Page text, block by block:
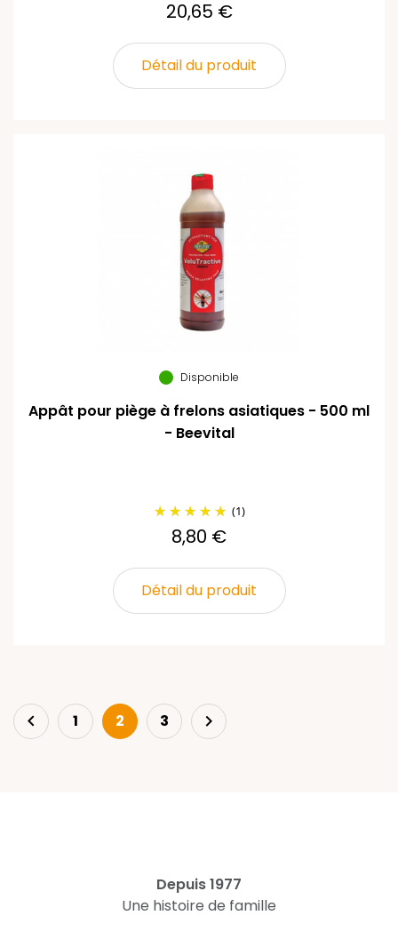
20,65 €
Détail du produit
Disponible
Appât pour piège à frelons asiatiques - 500 ml
- Beevital
(1)
8,80 €
Détail du produit
Précédent
 1 2 3 Suivant

Depuis 1977
Une histoire de famille